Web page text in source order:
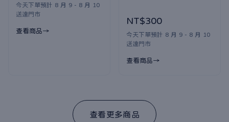
今天下單預計 8 月 9 - 8 月 10
送達門市
查看商品
NT$300
今天下單預計 8 月 9 - 8 月 10
送達門市
查看商品
查看更多商品